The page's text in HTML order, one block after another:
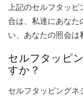
上記のセルフタッピ
合は、私達にあなた
い、あなたの照会は
セルフタッピ
すか？
セルフタッピングネ